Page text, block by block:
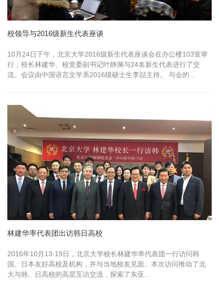
校领导与2016级新生代表座谈
10月24日下午，北京大学2016级新生代表座谈会在办公楼103室举
行，校长林建华、校党委副书记叶静漪与24名新生代表进行了交
流。会议由中国语言文学系2016级硕士生李喆主持。 与会的...
林建华率代表团出访韩日高校
2016年10月13-19日，北京大学校长林建华率代表团一行访问韩
国、日本友好高校及机构，并与当地校友见面。本次访问推动了北
大与韩、日高校的高层互访交流，探索了东亚...